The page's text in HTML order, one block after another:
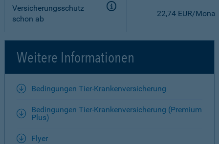
Versicherungsschutz
schon ab
22,74 EUR/Monat
Weitere Informationen
Bedingungen Tier-Krankenversicherung
Bedingungen Tier-Krankenversicherung (Premium
Plus)
Flyer